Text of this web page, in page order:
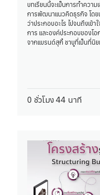
บทเรียนนี้จะเป็นการทำควา
การพัฒนาแนวคิดธุรกิจ โดย
ว่าประกอบอะไร ไปจนถึงเข้
การ และองค์ประกอบของโ
จากแบรนด์สุกี้ ชาบูที่เป็นที่นิ
0 ชั่วโมง 44 นาที